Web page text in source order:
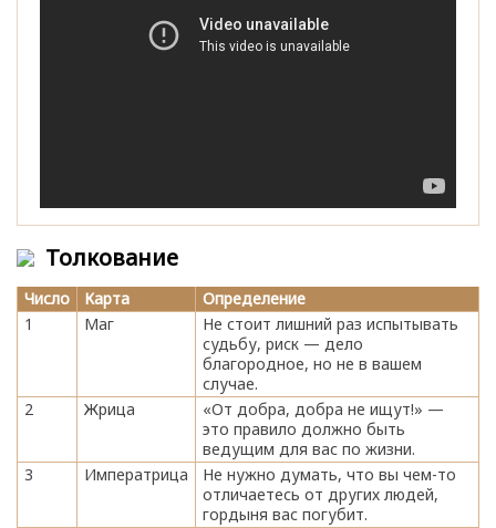
Толкование
Число Карта
Определение
1
Маг
Не стоит лишний раз испытывать
судьбу, риск — дело
благородное, но не в вашем
случае.
2
Жрица
«От добра, добра не ищут!» —
это правило должно быть
ведущим для вас по жизни.
3
Императрица
Не нужно думать, что вы чем-то
отличаетесь от других людей,
гордыня вас погубит.